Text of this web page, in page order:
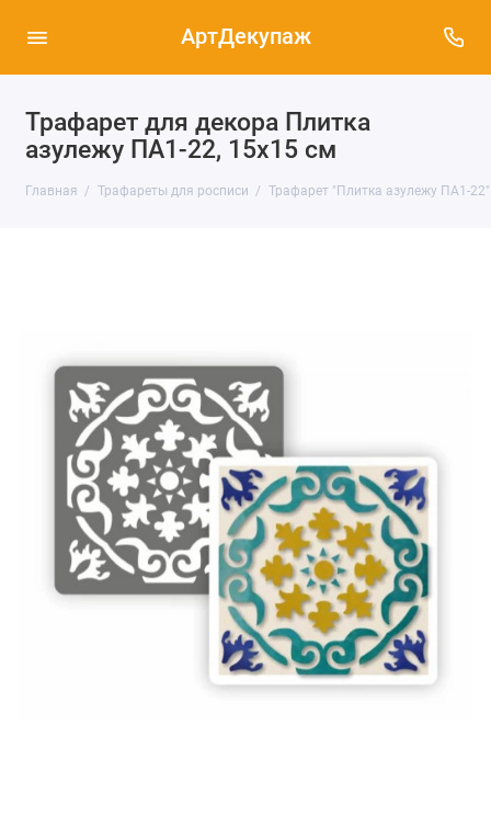
АртДекупаж
Трафарет для декора Плитка
азулежу ПА1-22, 15х15 см
Главная Трафареты для росписи Трафарет "Плитка азулежу ПА1-